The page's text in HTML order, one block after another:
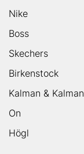
Nike
Boss
Skechers
Birkenstock
Kalman & Kalman
On
Högl